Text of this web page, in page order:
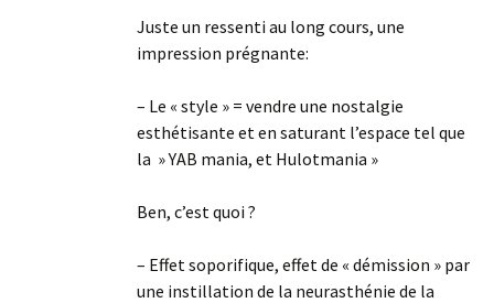
Juste un ressenti au long cours, une
impression prégnante:
– Le « style » = vendre une nostalgie
esthétisante et en saturant l’espace tel que
la » YAB mania, et Hulotmania »
Ben, c’est quoi ?
– Effet soporifique, effet de « démission » par
une instillation de la neurasthénie de la